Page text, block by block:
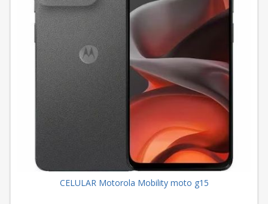
CELULAR Motorola Mobility moto g15